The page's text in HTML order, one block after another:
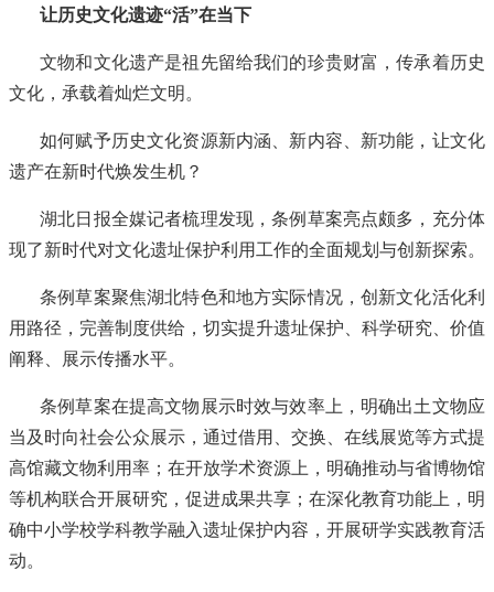
让历史文化遗迹“活”在当下
文物和文化遗产是祖先留给我们的珍贵财富，传承着历史
文化，承载着灿烂文明。
如何赋予历史文化资源新内涵、新内容、新功能，让文化
遗产在新时代焕发生机？
湖北日报全媒记者梳理发现，条例草案亮点颇多，充分体
现了新时代对文化遗址保护利用工作的全面规划与创新探索。
条例草案聚焦湖北特色和地方实际情况，创新文化活化利
用路径，完善制度供给，切实提升遗址保护、科学研究、价值
阐释、展示传播水平。
条例草案在提高文物展示时效与效率上，明确出土文物应
当及时向社会公众展示，通过借用、交换、在线展览等方式提
高馆藏文物利用率；在开放学术资源上，明确推动与省博物馆
等机构联合开展研究，促进成果共享；在深化教育功能上，明
确中小学校学科教学融入遗址保护内容，开展研学实践教育活
动。